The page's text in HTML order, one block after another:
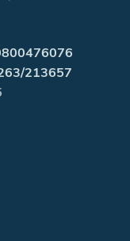
213657